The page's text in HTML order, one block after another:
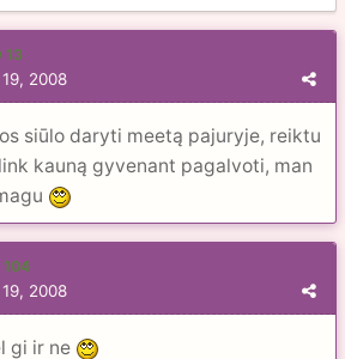
13
2008
siūlo daryti meetą pajuryje, reiktu
kauną gyvenant pagalvoti, man
104
2008
gi ir ne